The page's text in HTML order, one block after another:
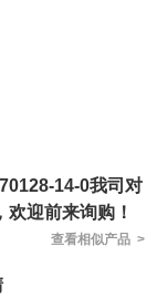
14-0我司对
迎前来询购！
查看相似产品 >